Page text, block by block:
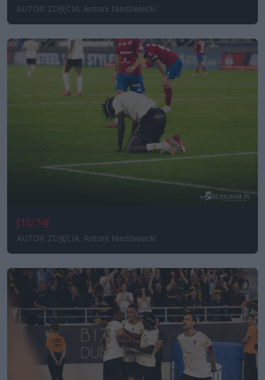
AUTOR ZDJĘCIA: Antoni Niedźwiecki
[12/74]
AUTOR ZDJĘCIA: Antoni Niedźwiecki